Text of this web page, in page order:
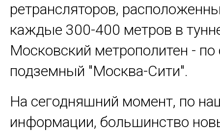
ретрансляторов,
каждые 300-400 метров в
Московский метрополитен - по
подземный "Москва-Сити".
На сегодняшний момент, по
информации, большинство